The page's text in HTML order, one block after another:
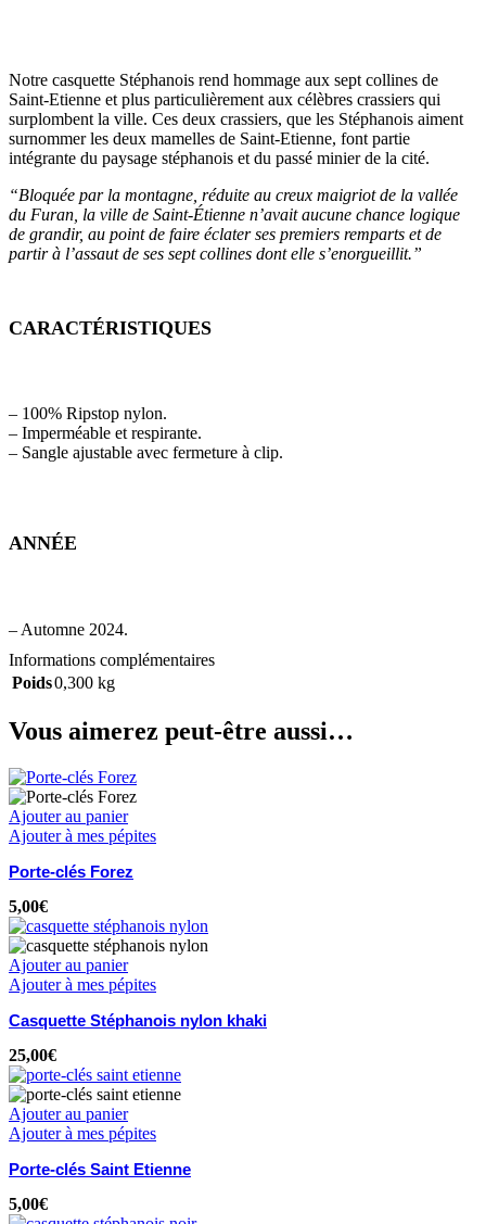
Notre casquette Stéphanois rend hommage aux sept collines de
Saint-Etienne et plus particulièrement aux célèbres crassiers qui
surplombent la ville. Ces deux crassiers, que les Stéphanois aiment
surnommer les deux mamelles de Saint-Etienne, font partie
intégrante du paysage stéphanois et du passé minier de la cité.
“Bloquée par la montagne, réduite au creux maigriot de la vallée
du Furan, la ville de Saint-Étienne n’avait aucune chance logique
de grandir, au point de faire éclater ses premiers remparts et de
partir à l’assaut de ses sept collines dont elle s’enorgueillit.”
CARACTÉRISTIQUES
– 100% Ripstop nylon.
– Imperméable et respirante.
– Sangle ajustable avec fermeture à clip.
ANNÉE
– Automne 2024.
Informations complémentaires
Poids0,300 kg
Vous aimerez peut-être aussi…
Ajouter au panier
Ajouter à mes pépites
Porte-clés Forez
5,00€
Ajouter au panier
Ajouter à mes pépites
Casquette Stéphanois nylon khaki
25,00€
Ajouter au panier
Ajouter à mes pépites
Porte-clés Saint Etienne
5,00€